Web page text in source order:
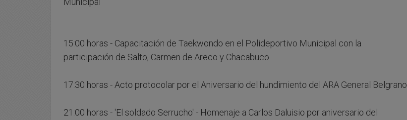
15:00 horas - Capacitación de Taekwondo en el Polideportivo Municipal con la
participación de Salto, Carmen de Areco y Chacabuco
17:30 horas - Acto protocolar por el Aniversario del hundimiento del ARA General Belgrano
21:00 horas - 'El soldado Serrucho' - Homenaje a Carlos Daluisio por aniversario del